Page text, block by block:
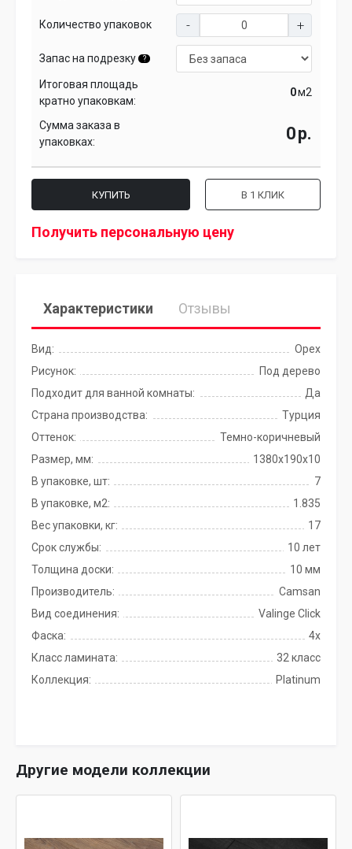
Количество упаковок
Запас на подрезку ?
Итоговая площадь
кратно упаковкам:
м2
Сумма заказа в
упаковках:
р.
КУПИТЬ В 1 КЛИК
Получить персональную цену
Характеристики Отзывы
Вид:
Орех
Рисунок:
Под дерево
Подходит для ванной комнаты:
Да
Страна производства:
Турция
Оттенок:
Темно-коричневый
Размер, мм:
1380x190x10
В упаковке, шт:
7
В упаковке, м2:
1.835
Вес упаковки, кг:
17
Срок службы:
10 лет
Толщина доски:
10 мм
Производитель:
Camsan
Вид соединения:
Valinge Click
Фаска:
4x
Класс ламината:
32 класс
Коллекция:
Platinum
Другие модели коллекции